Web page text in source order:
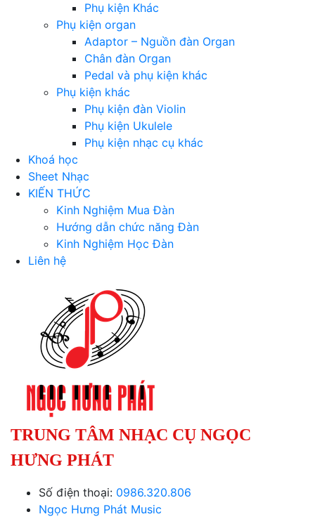
Phụ kiện Khác
Phụ kiện organ
Adaptor – Nguồn đàn Organ
Chân đàn Organ
Pedal và phụ kiện khác
Phụ kiện khác
Phụ kiện đàn Violin
Phụ kiện Ukulele
Phụ kiện nhạc cụ khác
Khoá học
Sheet Nhạc
KIẾN THỨC
Kinh Nghiệm Mua Đàn
Hướng dẫn chức năng Đàn
Kinh Nghiệm Học Đàn
Liên hệ
TRUNG TÂM NHẠC CỤ NGỌC
HƯNG PHÁT
Số điện thoại: 0986.320.806
Ngọc Hưng Phát Music